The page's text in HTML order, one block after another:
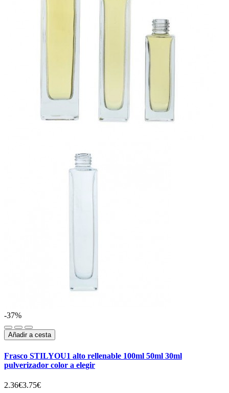
-37%
Añadir a cesta
Frasco STILYOU1 alto rellenable 100ml 50ml 30ml
pulverizador color a elegir
2.36€3.75€